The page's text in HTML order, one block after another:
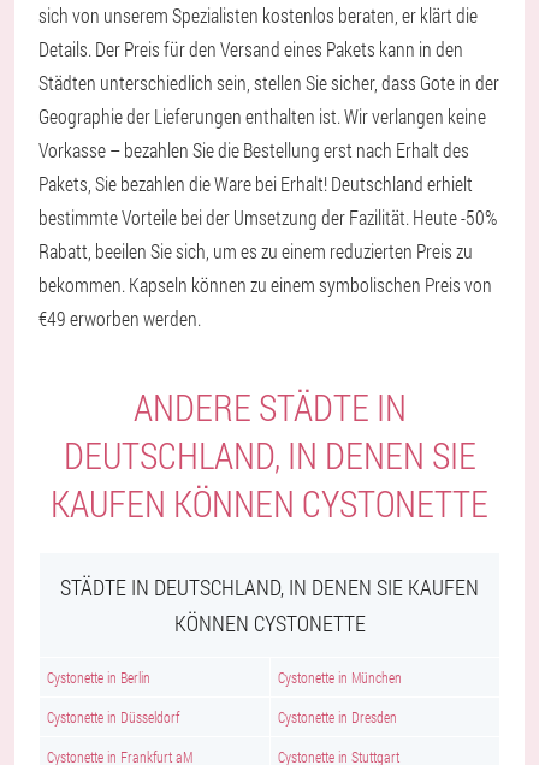
sich von unserem Spezialisten kostenlos beraten, er klärt die
Details. Der Preis für den Versand eines Pakets kann in den
Städten unterschiedlich sein, stellen Sie sicher, dass Gote in der
Geographie der Lieferungen enthalten ist. Wir verlangen keine
Vorkasse – bezahlen Sie die Bestellung erst nach Erhalt des
Pakets, Sie bezahlen die Ware bei Erhalt! Deutschland erhielt
bestimmte Vorteile bei der Umsetzung der Fazilität. Heute -50%
Rabatt, beeilen Sie sich, um es zu einem reduzierten Preis zu
bekommen. Kapseln können zu einem symbolischen Preis von
€49 erworben werden.
ANDERE STÄDTE IN
DEUTSCHLAND, IN DENEN SIE
KAUFEN KÖNNEN CYSTONETTE
STÄDTE IN DEUTSCHLAND, IN DENEN SIE KAUFEN
KÖNNEN CYSTONETTE
Cystonette in Berlin Cystonette in München
Cystonette in Düsseldorf Cystonette in Dresden
Cystonette in Frankfurt aM Cystonette in Stuttgart